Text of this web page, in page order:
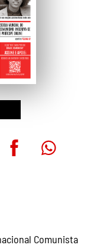
Comunista